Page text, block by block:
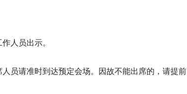
人员出示。
员请准时到达预定会场。因故不能出席的，请提前